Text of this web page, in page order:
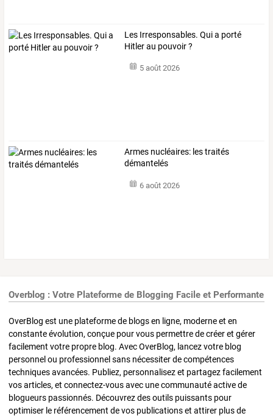
Les Irresponsables. Qui a porté
Hitler au pouvoir ?
5 août 2026
Armes nucléaires: les traités
démantelés
6 août 2026
Overblog : Votre Plateforme de Blogging Facile et Performante
OverBlog est une plateforme de blogs en ligne, moderne et en
constante évolution, conçue pour vous permettre de créer et gérer
facilement votre propre blog. Avec OverBlog, lancez votre blog
personnel ou professionnel sans nécessiter de compétences
techniques avancées. Publiez, personnalisez et partagez facilement
vos articles, et connectez-vous avec une communauté active de
blogueurs passionnés. Découvrez des outils puissants pour
optimiser le référencement de vos publications et attirer plus de